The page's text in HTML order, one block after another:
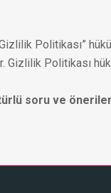
Politikası”
Politikası
soru ve